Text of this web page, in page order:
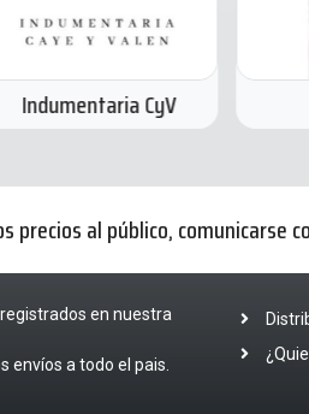
Indumentaria CyV
precios al público, comunicarse
en nuestra
envíos a todo el pais.